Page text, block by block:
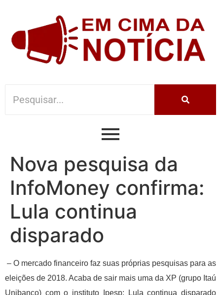
Nova pesquisa da
InfoMoney confirma:
Lula continua
disparado
– O mercado financeiro faz suas próprias pesquisas para as
eleições de 2018. Acaba de sair mais uma da XP (grupo Itaú
Unibanco) com o instituto Ipesp: Lula continua disparado